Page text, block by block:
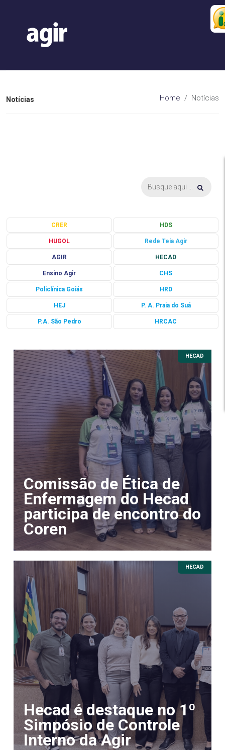
Notícias Home Notícias
CRER HDS
HUGOL Rede Teia Agir
AGIR HECAD
Ensino Agir CHS
Policlínica Goiás HRD
HEJ P. A. Praia do Suá
P.A. São Pedro HRCAC
HECAD
Comissão de Ética de
Enfermagem do Hecad
participa de encontro do
Coren
HECAD
Hecad é destaque no 1º
Simpósio de Controle
Interno da Agir